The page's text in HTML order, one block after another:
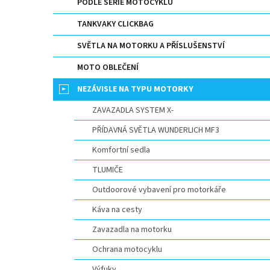
a
PODLE SERIE MOTOCYKLU
TANKVAKY CLICKBAG
SVĚTLA NA MOTORKU A PŘÍSLUŠENSTVÍ
MOTO OBLEČENÍ
NEZÁVISLE NA TYPU MOTORKY
ZAVAZADLA SYSTEM X-
PŘÍDAVNÁ SVĚTLA WUNDERLICH MF3
Komfortní sedla
TLUMIČE
Outdoorové vybavení pro motorkáře
Káva na cesty
Zavazadla na motorku
Ochrana motocyklu